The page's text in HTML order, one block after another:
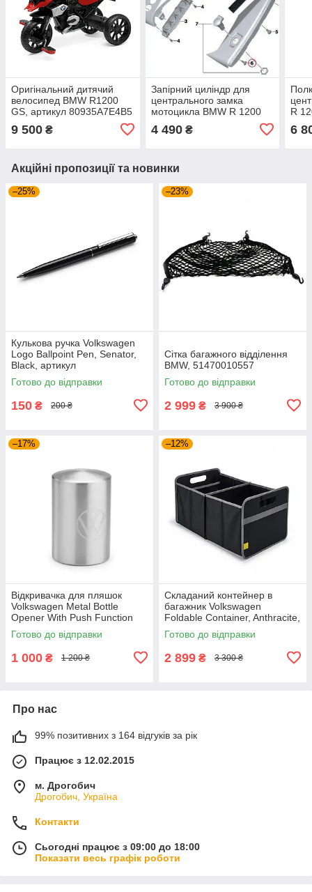
Оригінальний дитячий
велосипед BMW R1200
GS, артикул 80935A7E4B5
9 500 ₴
Запірний циліндр для
центрального замка
мотоцикла BMW R 1200
GS / Adventure 2013-2019
рік
4 490₴
R
6
Акційні пропозиції та новинки
–25%
Кулькова ручка Volkswagen
Logo Ballpoint Pen, Senator,
Black, артикул
000087703ME041
Готово до відправки
150 ₴ 200 ₴
–23%
Сітка багажного відділення
BMW, 51470010557
Готово до відправки
2 999 ₴ 3 900 ₴
–17%
Відкривачка для пляшок
Volkswagen Metal Bottle
Opener With Push Function
NM, артикул
000087703LTJKA
Готово до відправки
1 000 ₴ 1 200 ₴
–12%
Складаний контейнер в
багажник Volkswagen
Foldable Container, Anthracite,
артикул 5H0061104
Готово до відправки
2 899 ₴ 3 300 ₴
Про нас
99% позитивних з 164 відгуків за рік
Працює з 12.02.2015
м. Дрогобич
Дрогобич, Україна
Контакти
Сьогодні працює з 09:00 до 18:00
Показати весь графік роботи